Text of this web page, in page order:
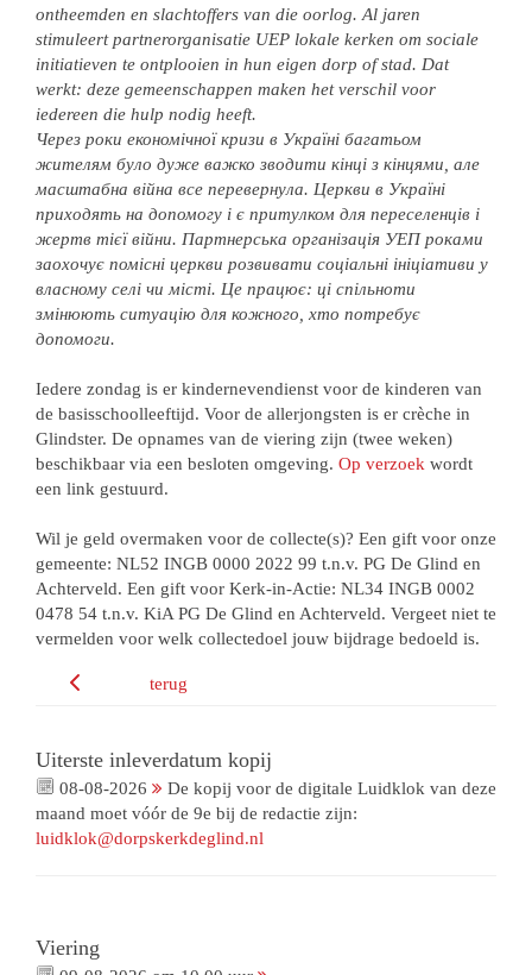
ontheemden en slachtoffers van die oorlog. Al jaren
stimuleert partnerorganisatie UEP lokale kerken om sociale
initiatieven te ontplooien in hun eigen dorp of stad. Dat
werkt: deze gemeenschappen maken het verschil voor
iedereen die hulp nodig heeft.
Через роки економічної кризи в Україні багатьом
жителям було дуже важко зводити кінці з кінцями, але
масштабна війна все перевернула. Церкви в Україні
приходять на допомогу і є притулком для переселенців і
жертв тієї війни. Партнерська організація УЕП роками
заохочує помісні церкви розвивати соціальні ініціативи у
власному селі чи місті. Це працює: ці спільноти
змінюють ситуацію для кожного, хто потребує
допомоги.
Iedere zondag is er kindernevendienst voor de kinderen van
de basisschoolleeftijd. Voor de allerjongsten is er crèche in
Glindster. De opnames van de viering zijn (twee weken)
beschikbaar via een besloten omgeving. Op verzoek wordt
een link gestuurd.
Wil je geld overmaken voor de collecte(s)? Een gift voor onze
gemeente: NL52 INGB 0000 2022 99 t.n.v. PG De Glind en
Achterveld. Een gift voor Kerk-in-Actie: NL34 INGB 0002
0478 54 t.n.v. KiA PG De Glind en Achterveld. Vergeet niet te
vermelden voor welk collectedoel jouw bijdrage bedoeld is.
terug
Uiterste inleverdatum kopij
08-08-2026
De kopij voor de digitale Luidklok van deze
maand moet vóór de 9e bij de redactie zijn:
luidklok@dorpskerkdeglind.nl
Viering